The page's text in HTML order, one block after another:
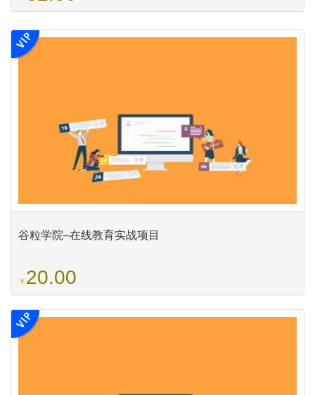
谷粒学院–在线教育实战项目
￥20.00